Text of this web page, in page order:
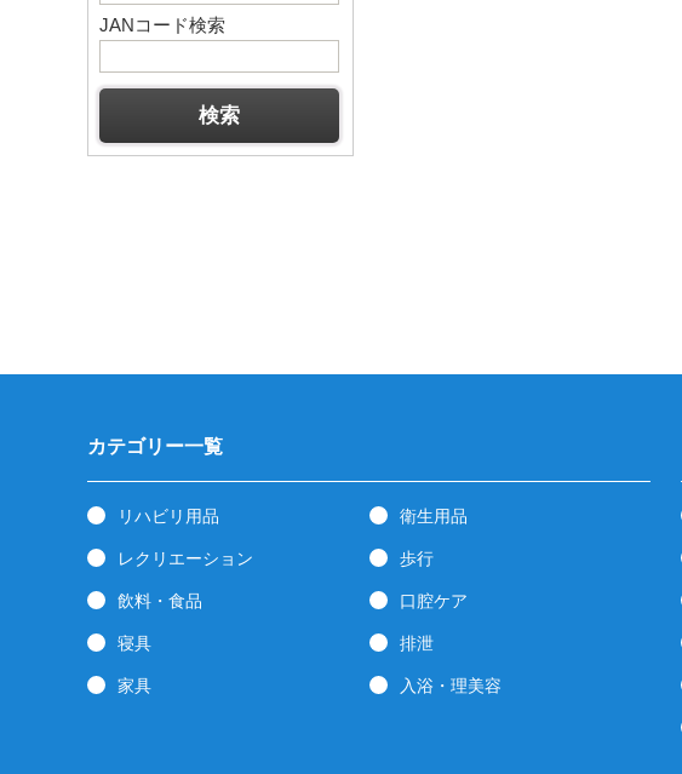
JANコード検索
カテゴリー一覧
リハビリ用品 衛生用品
レクリエーション 歩行
飲料・食品 口腔ケア
寝具 排泄
家具 入浴・理美容